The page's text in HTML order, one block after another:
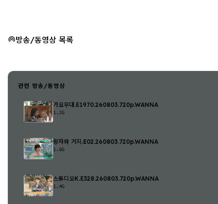
방송/동영상 목록
관련 방송/동영상
가요무대.E1970.260803.720p.WANNA
1.2G
왕자와 거지.E02.260803.720p.WANNA
1.6G
스튜디오K.E328.260803.720p.WANNA
1.4G